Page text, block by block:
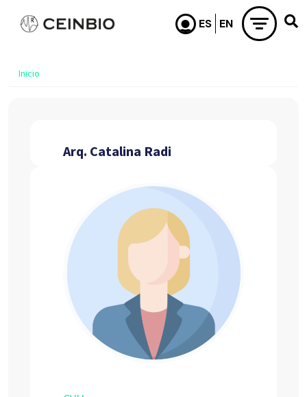
Pasar al contenido principal
Inicio
Arq. Catalina Radi